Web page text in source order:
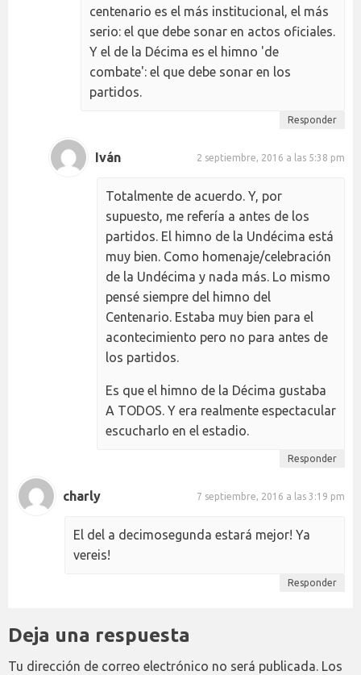
centenario es el más institucional, el más
serio: el que debe sonar en actos oficiales.
Y el de la Décima es el himno 'de
combate': el que debe sonar en los
partidos.
Responder
Iván 2 septiembre, 2016 a las 5:38 pm
Totalmente de acuerdo. Y, por
supuesto, me refería a antes de los
partidos. El himno de la Undécima está
muy bien. Como homenaje/celebración
de la Undécima y nada más. Lo mismo
pensé siempre del himno del
Centenario. Estaba muy bien para el
acontecimiento pero no para antes de
los partidos.
Es que el himno de la Décima gustaba
A TODOS. Y era realmente espectacular
escucharlo en el estadio.
Responder
charly 7 septiembre, 2016 a las 3:19 pm
El del a decimosegunda estará mejor! Ya
vereis!
Responder
Deja una respuesta
Tu dirección de correo electrónico no será publicada. Los